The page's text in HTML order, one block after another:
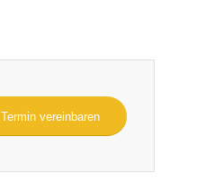
Termin vereinbaren